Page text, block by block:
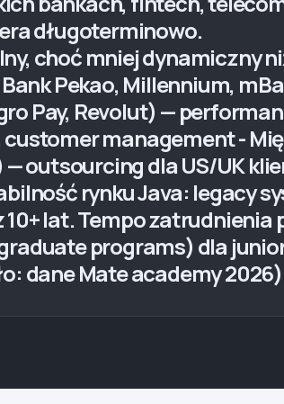
długoterminowo.
choć mniej dynamiczny
Pekao, Millennium,
Pay, Revolut) —
customer management -
outsourcing dla US/UK
rynku Java: legacy
lat. Tempo zatrudnienia
programs) dla
dane Mate academy